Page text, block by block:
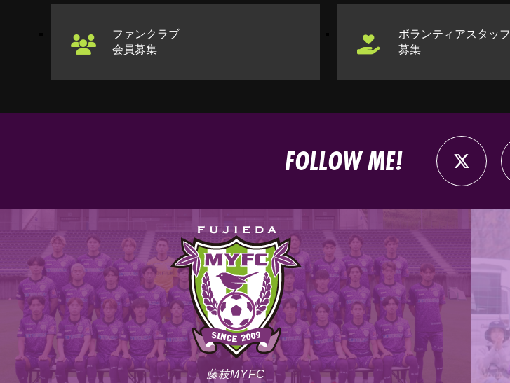
ファンクラブ
会員募集
ボランティアスタッフ
募集
FOLLOW ME!
藤枝MYFC